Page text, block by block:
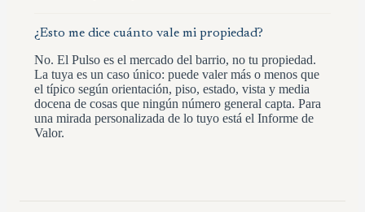
¿Esto me dice cuánto vale mi propiedad?
No. El Pulso es el mercado del barrio, no tu propiedad.
La tuya es un caso único: puede valer más o menos que
el típico según orientación, piso, estado, vista y media
docena de cosas que ningún número general capta. Para
una mirada personalizada de lo tuyo está el Informe de
Valor.